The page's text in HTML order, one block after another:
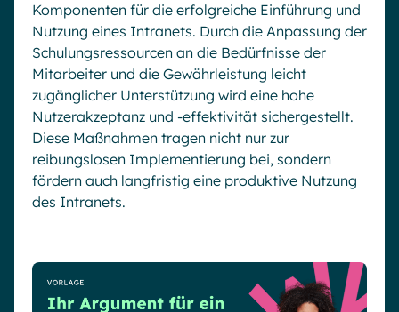
Komponenten für die erfolgreiche Einführung und
Nutzung eines Intranets. Durch die Anpassung der
Schulungsressourcen an die Bedürfnisse der
Mitarbeiter und die Gewährleistung leicht
zugänglicher Unterstützung wird eine hohe
Nutzerakzeptanz und -effektivität sichergestellt.
Diese Maßnahmen tragen nicht nur zur
reibungslosen Implementierung bei, sondern
fördern auch langfristig eine produktive Nutzung
des Intranets.